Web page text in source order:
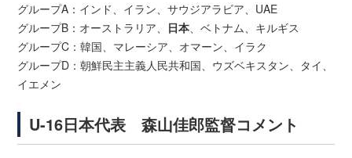
グループA：インド、イラン、サウジアラビア、UAE
グループB：オーストラリア、 日本、ベトナム、キルギス
グループC：韓国、マレーシア、オマーン、イラク
グループD：朝鮮民主主義人民共和国、ウズベキスタン、タイ、
イエメン
U-16日本代表 森山佳郎監督コメント